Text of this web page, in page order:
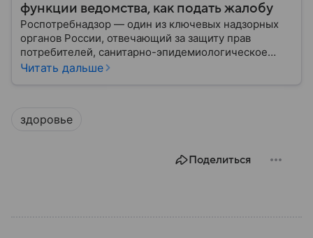
функции ведомства, как подать жалобу
Роспотребнадзор — один из ключевых надзорных
органов России, отвечающий за защиту прав
потребителей, санитарно-эпидемиологическое
благополучие населения и контроль соблюдения
Читать дальше
здоровье
Поделиться